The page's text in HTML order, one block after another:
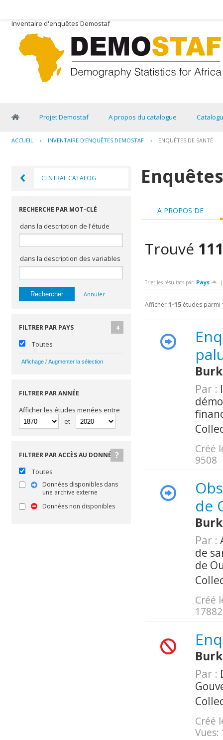
Inventaire d'enquêtes Demostaf
Projet Demostaf A propos du catalogue
ACCUEIL › INVENTAIRE D'ENQUÊTES DEMOSTAF › ENQUÊTES DE SANTÉ
A PROPOS DE
Trouvé 111
Trier les résultats par: Pays
Afficher1-15études parmi
Par :
Créé
9508
de
Par :
de
de
Créé
17882
Par :
Créé
Vues:
CENTRAL CATALOG
RECHERCHE PAR MOT-CLÉ
dans la description de l'étude
dans la description des variables
Annuler
FILTRER PAR PAYS 4
Toutes
FILTRER PAR ANNÉE
Afficher les études menées entre
et
FILTRER PAR ACCÈS AU DONNÉES
Toutes
Données disponibles dans
une archive externe
Données non disponibles